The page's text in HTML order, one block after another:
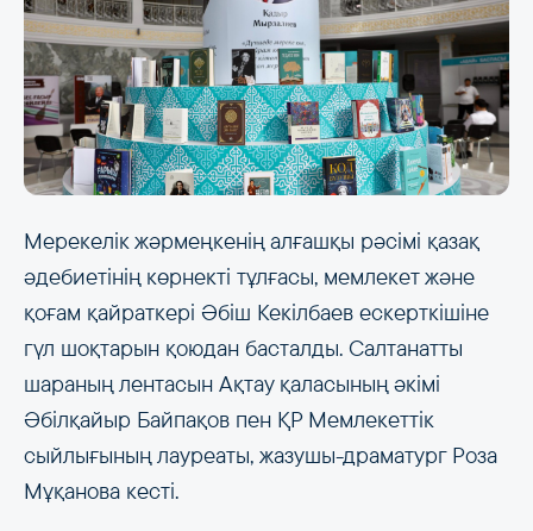
Мерекелік жәрмеңкенің алғашқы рәсімі қазақ
әдебиетінің көрнекті тұлғасы, мемлекет және
қоғам қайраткері Әбіш Кекілбаев ескерткішіне
гүл шоқтарын қоюдан басталды. Салтанатты
шараның лентасын Ақтау қаласының әкімі
Әбілқайыр Байпақов пен ҚР Мемлекеттік
сыйлығының лауреаты, жазушы-драматург Роза
Мұқанова кесті.